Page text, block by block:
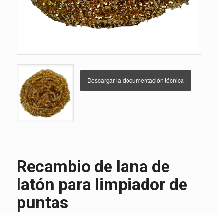
Descargar la documentación técnica
Recambio de lana de
latón para limpiador de
puntas